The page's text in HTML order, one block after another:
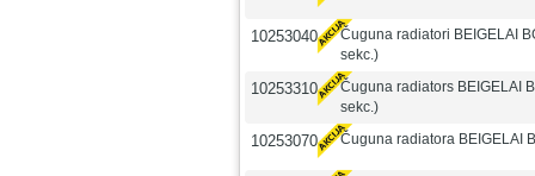
10253040
Čuguna radiatori BEIGELAI
sekc.)
10253310
Čuguna radiators BEIGELAI
sekc.)
10253070 Čuguna radiatora BEIGELAI